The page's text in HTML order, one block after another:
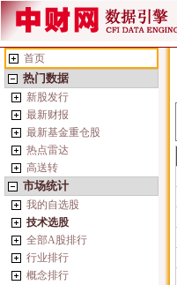
首页
热门数据
新股发行
最新财报
最新基金重仓股
热点雷达
高送转
市场统计
我的自选股
技术选股
全部A股排行
行业排行
概念排行